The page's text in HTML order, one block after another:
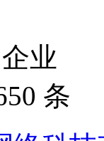
业
条